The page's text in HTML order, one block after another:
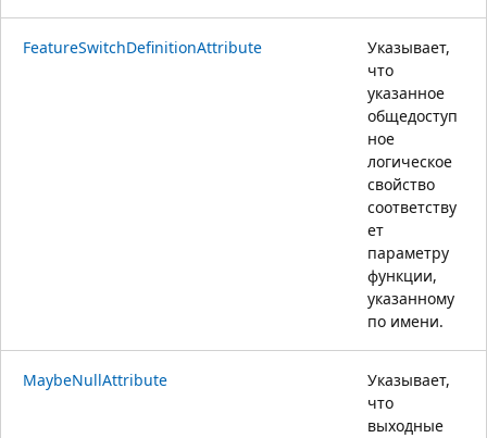
FeatureSwitchDefinitionAttribute
Указывает,
что
указанное
общедоступ
ное
логическое
свойство
соответству
ет
параметру
функции,
указанному
по имени.
MaybeNullAttribute
Указывает,
что
выходные